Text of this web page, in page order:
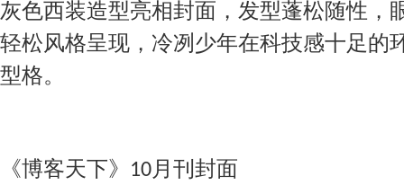
灰色西装造型亮相封面，发型蓬松随性，
轻松风格呈现，冷冽少年在科技感十足的
型格。
《博客天下》 10 月刊封面